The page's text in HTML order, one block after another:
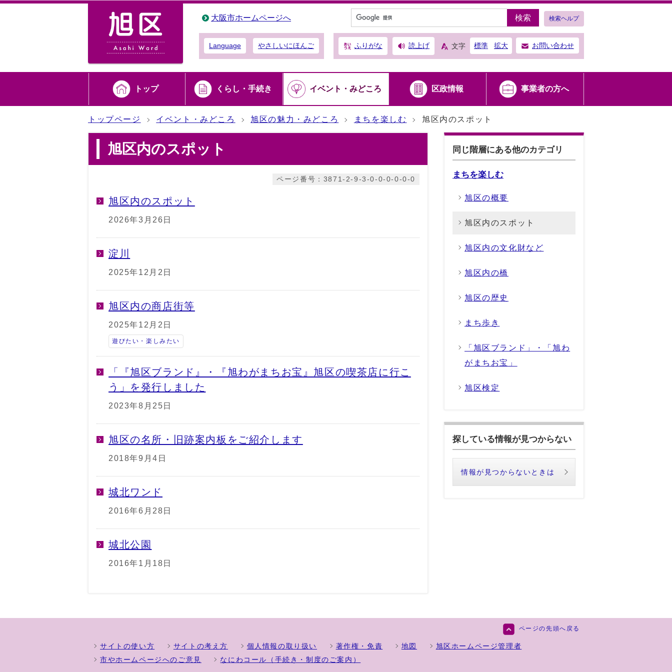
大阪市ホームページへ 検索 検索ヘルプ
Language やさしいにほんご ふりがな 読上げ 文字 標準 拡大 お問い合わせ
トップ くらし・手続き イベント・みどころ 区政情報 事業者の方へ
トップページ イベント・みどころ 旭区の魅力・みどころ まちを楽しむ 旭区内のスポット
旭区内のスポット
ページ番号：3871-2-9-3-0-0-0-0-0-0
旭区内のスポット
2026年3月26日
淀川
2025年12月2日
旭区内の商店街等
2025年12月2日
遊びたい・楽しみたい
「『旭区ブランド』・『旭わがまちお宝』旭区の喫茶店に行こ
う」を発行しました
2023年8月25日
旭区の名所・旧跡案内板をご紹介します
2018年9月4日
城北ワンド
2016年6月28日
城北公園
2016年1月18日
同じ階層にある他のカテゴリ
まちを楽しむ
旭区の概要
旭区内のスポット
旭区内の文化財など
旭区内の橋
旭区の歴史
まち歩き
「旭区ブランド」・「旭わ
がまちお宝」
旭区検定
探している情報が見つからない
情報が見つからないときは
ページの先頭へ戻る
サイトの使い方 サイトの考え方 個人情報の取り扱い 著作権・免責 地図
旭区ホームページ管理者
市やホームページへのご意見
なにわコール（手続き・制度のご案内）